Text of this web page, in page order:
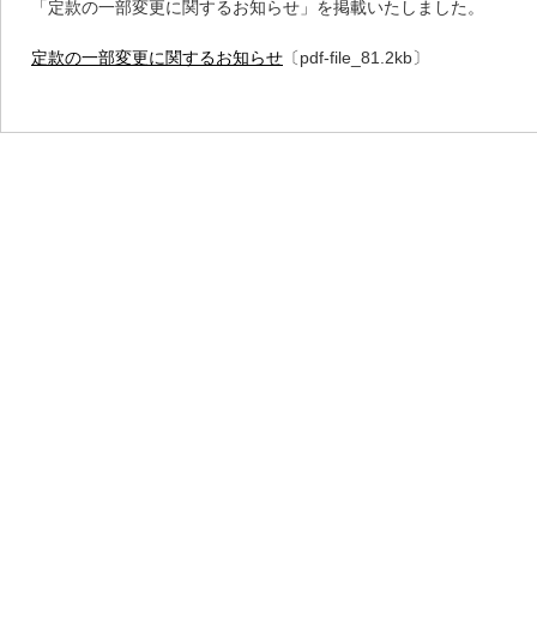
「定款の一部変更に関するお知らせ」を掲載いたしました。
定款の一部変更に関するお知らせ 〔pdf-file_81.2kb〕